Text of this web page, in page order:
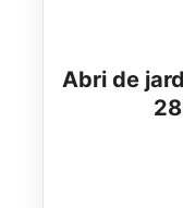
Abri de